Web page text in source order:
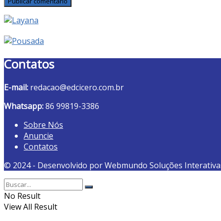
Contatos
E-mail: redacao@edcicero.com.br
Whatsapp:86 99819-3386
Sobre Nós
Anuncie
Contatos
© 2024 - Desenvolvido por Webmundo Soluções
No Result
View All Result